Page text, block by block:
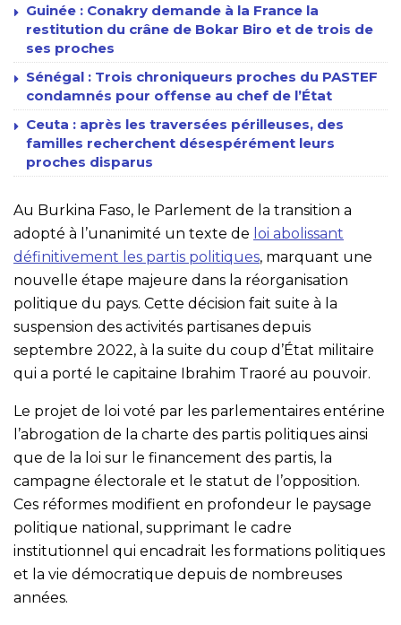
Guinée : Conakry demande à la France la
restitution du crâne de Bokar Biro et de trois de
ses proches
Sénégal : Trois chroniqueurs proches du PASTEF
condamnés pour offense au chef de l’État
Ceuta : après les traversées périlleuses, des
familles recherchent désespérément leurs
proches disparus
Au Burkina Faso, le Parlement de la transition a
adopté à l’unanimité un texte de loi abolissant
définitivement les partis politiques, marquant une
nouvelle étape majeure dans la réorganisation
politique du pays. Cette décision fait suite à la
suspension des activités partisanes depuis
septembre 2022, à la suite du coup d’État militaire
qui a porté le capitaine Ibrahim Traoré au pouvoir.
Le projet de loi voté par les parlementaires entérine
l’abrogation de la charte des partis politiques ainsi
que de la loi sur le financement des partis, la
campagne électorale et le statut de l’opposition.
Ces réformes modifient en profondeur le paysage
politique national, supprimant le cadre
institutionnel qui encadrait les formations politiques
et la vie démocratique depuis de nombreuses
années.